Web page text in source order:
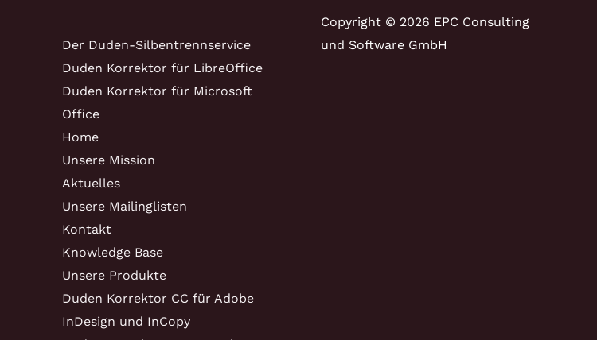
Der Duden-Silbentrennservice
Duden Korrektor für LibreOffice
Duden Korrektor für Microsoft
Office
Home
Unsere Mission
Aktuelles
Unsere Mailinglisten
Kontakt
Knowledge Base
Unsere Produkte
Duden Korrektor CC für Adobe
InDesign und InCopy
Copyright © 2026 EPC Consulting
und Software GmbH